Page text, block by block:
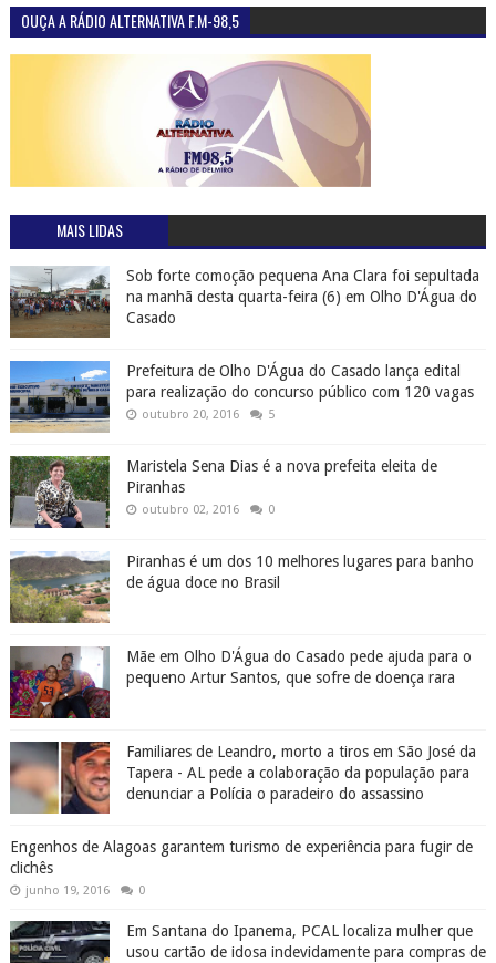
OUÇA A RÁDIO ALTERNATIVA F.M-98,5
MAIS LIDAS
Sob forte comoção pequena Ana Clara foi sepultada
na manhã desta quarta-feira (6) em Olho D'Água do
Casado
Prefeitura de Olho D'Água do Casado lança edital
para realização do concurso público com 120 vagas
outubro 20, 2016 5
Maristela Sena Dias é a nova prefeita eleita de
Piranhas
outubro 02, 2016 0
Piranhas é um dos 10 melhores lugares para banho
de água doce no Brasil
Mãe em Olho D'Água do Casado pede ajuda para o
pequeno Artur Santos, que sofre de doença rara
Familiares de Leandro, morto a tiros em São José da
Tapera - AL pede a colaboração da população para
denunciar a Polícia o paradeiro do assassino
Engenhos de Alagoas garantem turismo de experiência para fugir de
clichês
junho 19, 2016 0
Em Santana do Ipanema, PCAL localiza mulher que
usou cartão de idosa indevidamente para compras de